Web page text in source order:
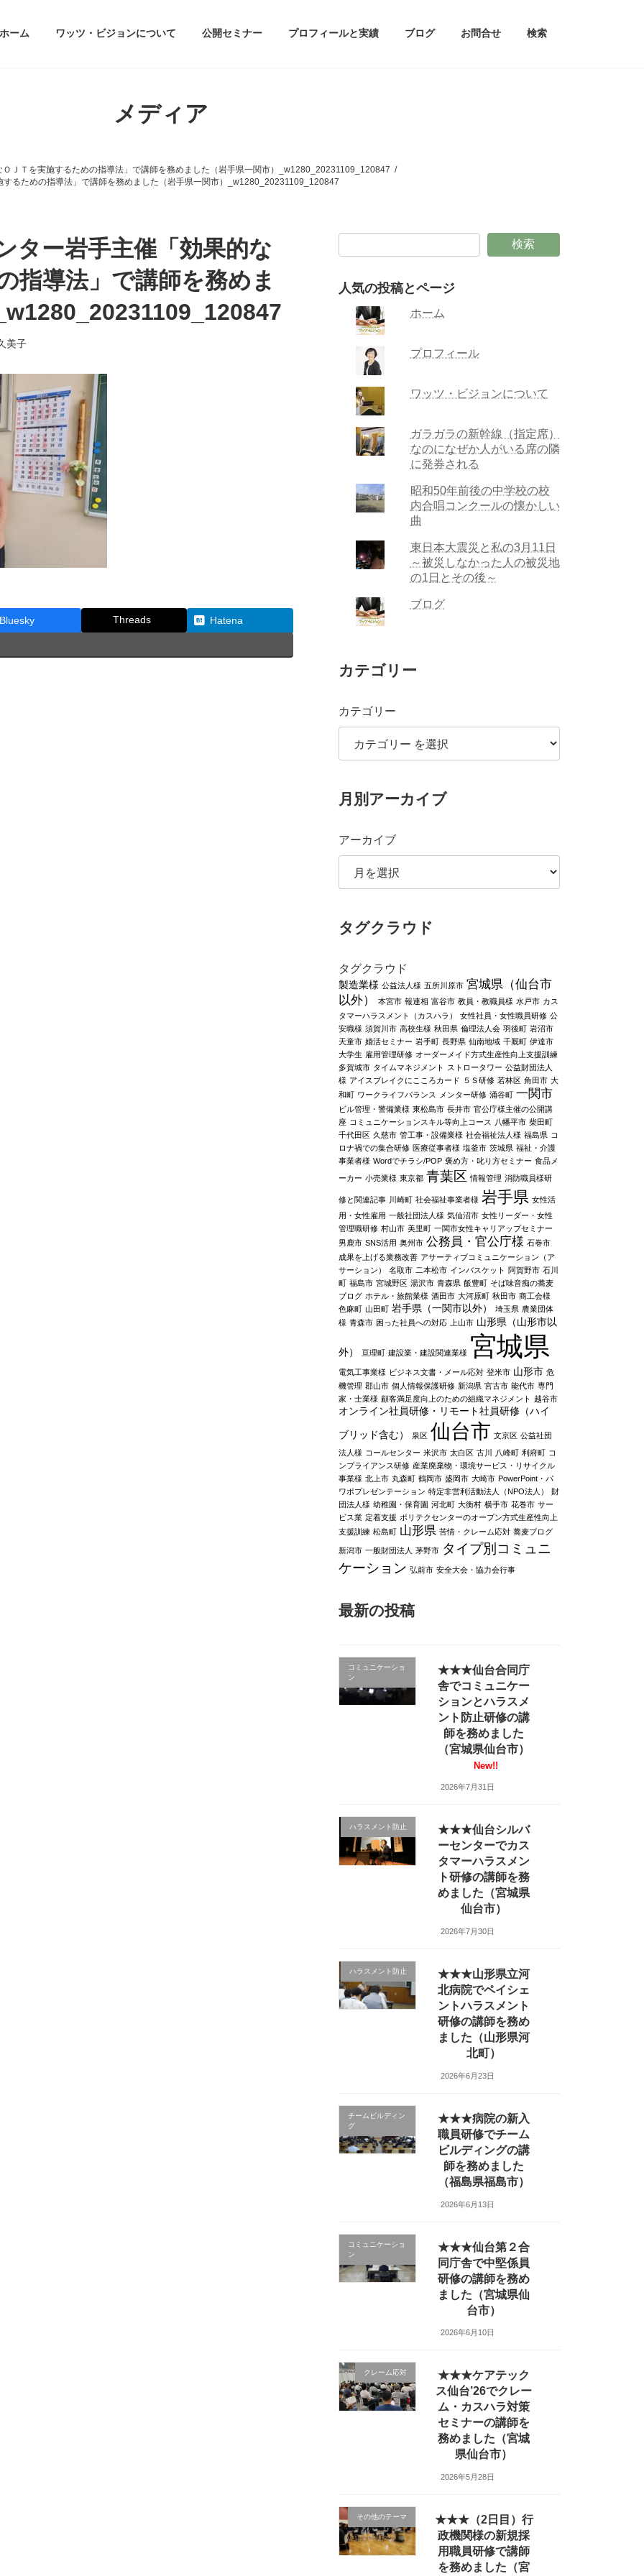
ホーム ワッツ・ビジョンについて 公開セミナー プロフィールと実績 ブログ お問合せ 検索
メディア
ＪＴを実施するための指導法」で講師を務めました（岩手県一関市）_w1280_20231109_120847
るための指導法」で講師を務めました（岩手県一関市）_w1280_20231109_120847
ター岩手主催「効果的な
指導法」で講師を務めま
美子
Threads Hatena
検索
人気の投稿とページ
ホーム
プロフィール
ワッツ・ビジョンについて
ガラガラの新幹線（指定席）
なのになぜか人がいる席の隣
に発券される
昭和50年前後の中学校の校
内合唱コンクールの懐かしい
曲
東日本大震災と私の3月11日
～被災しなかった人の被災地
の1日とその後～
ブログ
カテゴリー
カテゴリー
月別アーカイブ
アーカイブ
タグクラウド
タグクラウド
製造業様 公益法人様 五所川原市 宮城県（仙台市
以外）
本宮市 報連相 富谷市 教員・教職員様 水戸市 カス
タマーハラスメント（カスハラ）
女性社員・女性職員研修 公
安職様 須賀川市 高校生様 秋田県 倫理法人会 羽後町 岩沼市
天童市 婚活セミナー 岩手町 長野県 仙南地域 千厩町 伊達市
大学生 雇用管理研修 オーダーメイド方式生産性向上支援訓練
多賀城市 タイムマネジメント ストロータワー 公益財団法人
様 アイスブレイクにこころカード ５Ｓ研修 若林区 角田市 大
和町 ワークライフバランス メンター研修 涌谷町 一関市
ビル管理・警備業様 東松島市 長井市 官公庁様主催の公開講
座 コミュニケーションスキル等向上コース 八幡平市 柴田町
千代田区 久慈市 管工事・設備業様 社会福祉法人様 福島県 コ
ロナ禍での集合研修 医療従事者様 塩釜市 茨城県 福祉・介護
事業者様 Wordでチラシ/POP 褒め方・叱り方セミナー 食品メ
ーカー 小売業様 東京都 青葉区 情報管理 消防職員様研
修と関連記事 川崎町 社会福祉事業者様 岩手県 女性活
用・女性雇用 一般社団法人様 気仙沼市 女性リーダー・女性
管理職研修 村山市 美里町 一関市女性キャリアップセミナー
男鹿市 SNS活用 奥州市 公務員・官公庁様 石巻市
成果を上げる業務改善 アサーティブコミュニケーション（ア
サーション）
名取市 二本松市 インバスケット 阿賀野市 石川
町 福島市 宮城野区 湯沢市 青森県 飯豊町 そば味音痴の蕎麦
ブログ ホテル・旅館業様 酒田市 大河原町 秋田市 商工会様
色麻町 山田町 岩手県（一関市以外） 埼玉県 農業団体
様 青森市 困った社員への対応 上山市 山形県（山形市以
外） 亘理町 建設業・建設関連業様 宮城県
電気工事業様 ビジネス文書・メール応対 登米市 山形市 危
機管理 郡山市 個人情報保護研修 新潟県 宮古市 能代市 専門
家・士業様 顧客満足度向上のための組織マネジメント 越谷市
オンライン社員研修・リモート社員研修（ハイ
ブリッド含む） 泉区 仙台市 文京区 公益社団
法人様 コールセンター 米沢市 太白区 古川 八峰町 利府町 コ
ンプライアンス研修 産業廃棄物・環境サービス・リサイクル
事業様 北上市 丸森町 鶴岡市 盛岡市 大崎市 PowerPoint・パ
ワポプレゼンテーション 特定非営利活動法人（NPO法人）
財
団法人様 幼稚園・保育園 河北町 大衡村 横手市 花巻市 サー
ビス業 定着支援 ポリテクセンターのオープン方式生産性向上
支援訓練 松島町 山形県 苦情・クレーム応対 蕎麦ブログ
新潟市 一般財団法人 茅野市 タイプ別コミュニ
ケーション 弘前市 安全大会・協力会行事
最新の投稿
コミュニケーショ
ン
★★★仙台合同庁
舎でコミュニケー
ションとハラスメ
ント防止研修の講
師を務めました
（宮城県仙台市）
New!!
2026年7月31日
ハラスメント防止
★★★仙台シルバ
ーセンターでカス
タマーハラスメン
ト研修の講師を務
めました（宮城県
仙台市）
2026年7月30日
ハラスメント防止
★★★山形県立河
北病院でペイシェ
ントハラスメント
研修の講師を務め
ました（山形県河
北町）
2026年6月23日
チームビルディン
グ
★★★病院の新入
職員研修でチーム
ビルディングの講
師を務めました
（福島県福島市）
2026年6月13日
コミュニケーショ
ン
★★★仙台第２合
同庁舎で中堅係員
研修の講師を務め
ました（宮城県仙
台市）
2026年6月10日
クレーム応対
★★★ケアテック
ス仙台’26でクレー
ム・カスハラ対策
セミナーの講師を
務めました（宮城
県仙台市）
2026年5月28日
その他のテーマ
★★★（2日目）行
政機関様の新規採
用職員研修で講師
を務めました（宮